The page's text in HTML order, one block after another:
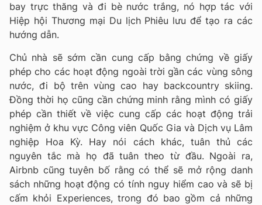
bay trực thăng và đi bè nước trắng, nó hợp tác với
Hiệp hội Thương mại Du lịch Phiêu lưu để tạo ra các
hướng dẫn.
Chủ nhà sẽ sớm cần cung cấp bằng chứng về giấy
phép cho các hoạt động ngoài trời gần các vùng sông
nước, đi bộ trên vùng cao hay backcountry skiing.
Đồng thời họ cũng cần chứng minh rằng mình có giấy
phép cần thiết về việc cung cấp các hoạt động trải
nghiệm ở khu vực Công viên Quốc Gia và Dịch vụ Lâm
nghiệp Hoa Kỳ. Hay nói cách khác, tuân thủ các
nguyên tắc mà họ đã tuân theo từ đầu. Ngoài ra,
Airbnb cũng tuyên bố rằng có thể sẽ mở rộng danh
sách những hoạt động có tính nguy hiểm cao và sẽ bị
cấm khỏi Experiences, trong đó bao gồm cả những